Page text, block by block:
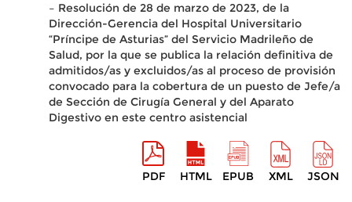
– Resolución de 28 de marzo de 2023, de la
Dirección-Gerencia del Hospital Universitario
“Príncipe de Asturias” del Servicio Madrileño de
Salud, por la que se publica la relación definitiva de
admitidos/as y excluidos/as al proceso de provisión
convocado para la cobertura de un puesto de Jefe/a
de Sección de Cirugía General y del Aparato
Digestivo en este centro asistencial
PDF HTML EPUB XML JSON